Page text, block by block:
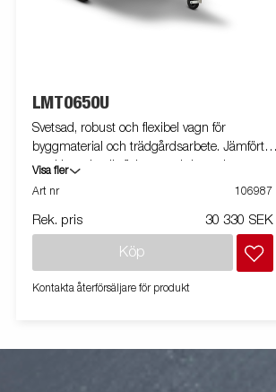
LMT0650U
Svetsad, robust och flexibel vagn för
byggmaterial och trädgårdsarbete. Jämfört
med L-serien är flakytan och kapaciteten
större. Utrustad med tippfunktion. Vagnen på
Visa fler
Art nr
106987
Rek. pris 30 330 SEK
Köp
Kontakta återförsäljare för produkt